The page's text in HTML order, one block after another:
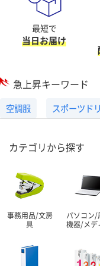
最短で
当日お届け
急上昇キーワード
空調服 スポーツド
カテゴリから探す
事務用品/文房
具
パソコン/
機器/メデ